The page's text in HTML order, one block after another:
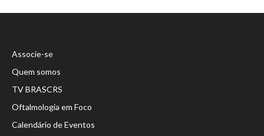
Associe-se
Quem somos
TV BRASCRS
Oftalmologia em Foco
Calendário de Eventos